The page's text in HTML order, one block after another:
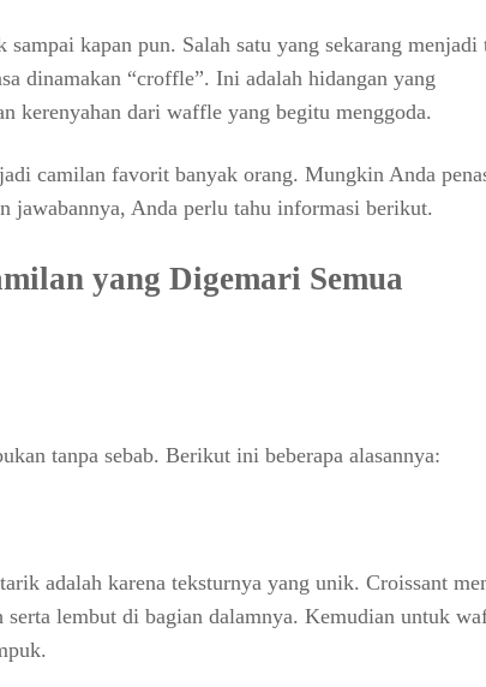
kapan pun. Salah satu yang sekarang menjadi
dinamakan “croffle”. Ini adalah hidangan yang
kerenyahan dari waffle yang begitu menggoda.
camilan favorit banyak orang. Mungkin Anda
jawabannya, Anda perlu tahu informasi berikut.
yang Digemari Semua
tanpa sebab. Berikut ini beberapa alasannya:
adalah karena teksturnya yang unik. Croissant
serta lembut di bagian dalamnya. Kemudian untuk